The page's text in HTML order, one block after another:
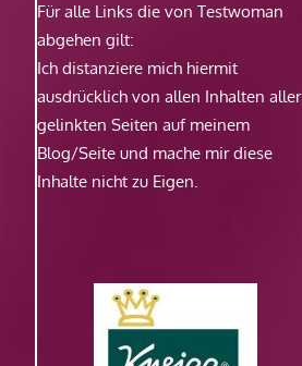
Für alle Links die von Testwoman
abgehen gilt:
Ich distanziere mich hiermit
ausdrücklich von allen Inhalten aller
gelinkten Seiten auf meinem
Blog/Seite und mache mir diese
Inhalte nicht zu Eigen.